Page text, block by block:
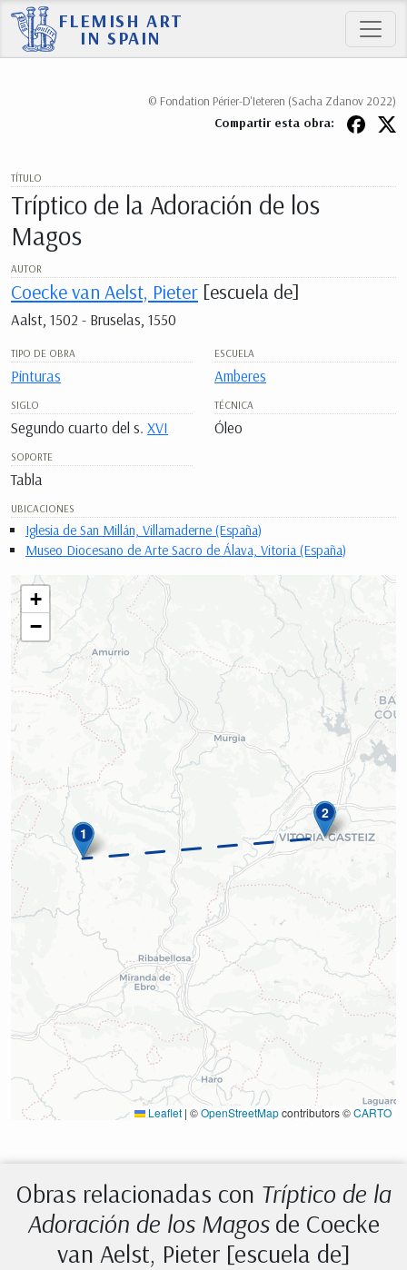
FLEMISH ART
IN SPAIN
TÍTULO
Tríptico de la Adoración de los
Magos
AUTOR
Coecke van Aelst, Pieter [escuela de]
Aalst, 1502 - Bruselas, 1550
TIPO DE OBRA
Pinturas
ESCUELA
Amberes
SIGLO
Segundo cuarto del s. XVI
TÉCNICA
Óleo
SOPORTE
Tabla
UBICACIONES
Iglesia de San Millán, Villamaderne (España)
Museo Diocesano de Arte Sacro de Álava, Vitoria (España)
1
2
+
−
Leaflet | ©OpenStreetMapcontributors ©CARTO
© Fondation Périer-D'Ieteren (Sacha Zdanov 2022)
Compartir esta obra:
Obras relacionadas con Tríptico de la
Adoración de los Magosde Coecke
van Aelst, Pieter [escuela de]